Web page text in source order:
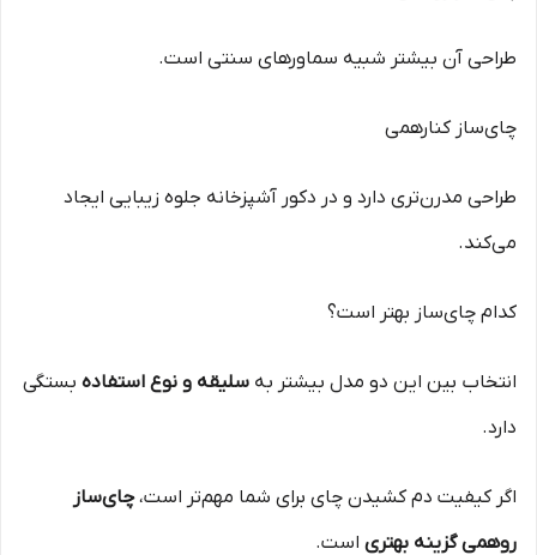
طراحی آن بیشتر شبیه سماورهای سنتی است.
چای‌ساز کنارهمی
طراحی مدرن‌تری دارد و در دکور آشپزخانه جلوه زیبایی ایجاد
می‌کند.
کدام چای‌ساز بهتر است؟
انتخاب بین این دو مدل بیشتر به سلیقه و نوع استفاده بستگی
دارد.
اگر کیفیت دم کشیدن چای برای شما مهم‌تر است،چای‌ساز
روهمی گزینه بهتری است.